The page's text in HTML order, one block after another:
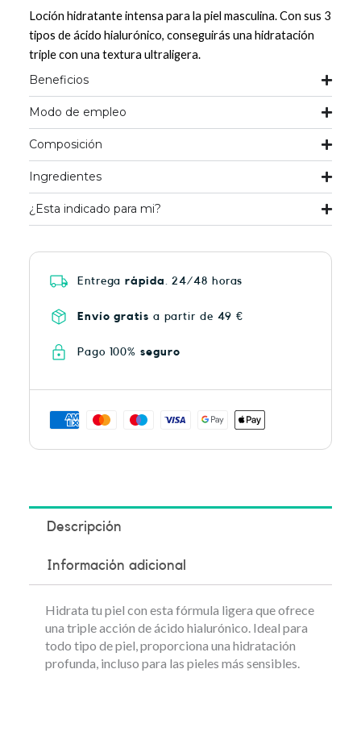
200ML
cantidad
Loción hidratante intensa para la piel masculina. Con sus 3
tipos de ácido hialurónico, conseguirás una hidratación
triple con una textura ultraligera.
Beneficios
Modo de empleo
Composición
Ingredientes
¿Esta indicado para mi?
Entregarápida . 24/48 horas
Envío gratis a partir de 49 €
Pago 100% seguro
Descripción
Información adicional
Hidrata tu piel con esta fórmula ligera que ofrece
una triple acción de ácido hialurónico. Ideal para
todo tipo de piel, proporciona una hidratación
profunda, incluso para las pieles más sensibles.